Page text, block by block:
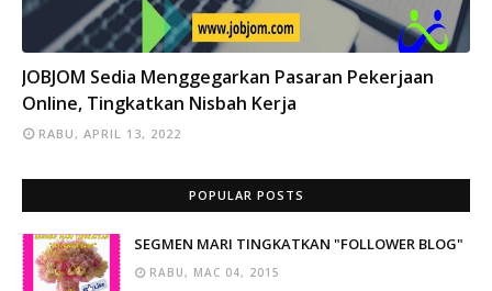
INFO
JOBJOM Sedia Menggegarkan Pasaran Pekerjaan
Online, Tingkatkan Nisbah Kerja
RABU, APRIL 13, 2022
POPULAR POSTS
SEGMEN MARI TINGKATKAN "FOLLOWER BLOG"
RABU, MAC 04, 2015